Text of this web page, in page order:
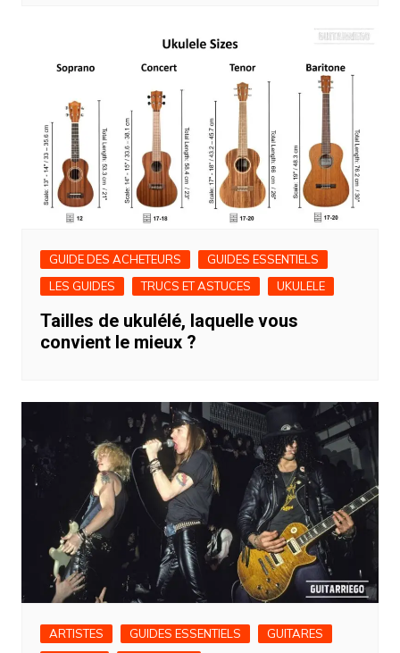
GUIDE DES ACHETEURS
GUIDES ESSENTIELS
LES GUIDES
TRUCS ET ASTUCES UKULELE
Tailles de ukulélé, laquelle vous
convient le mieux ?
ARTISTES GUIDES ESSENTIELS
GUITARES